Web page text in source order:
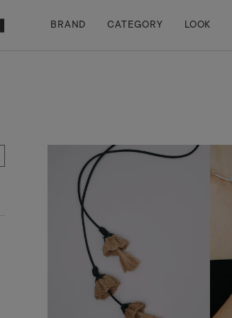
BRAND CATEGORY LOOK